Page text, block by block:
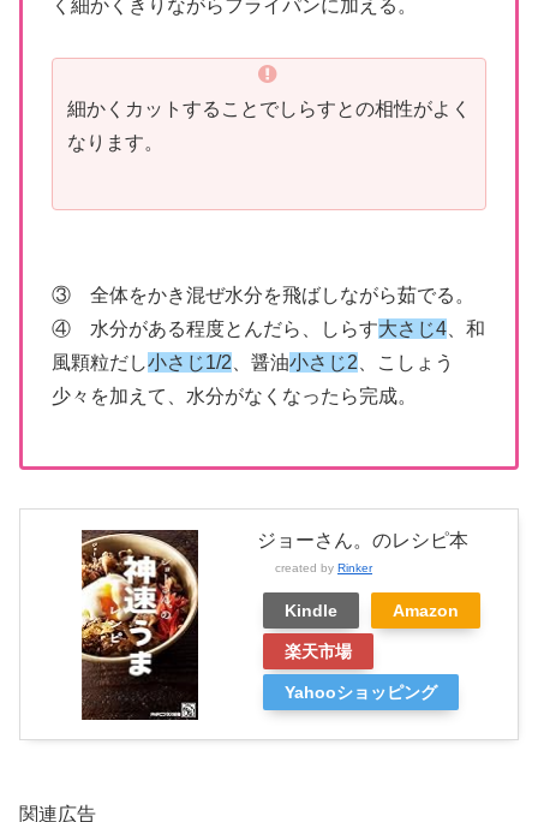
く細かくきりながらフライパンに加える。
細かくカットすることでしらすとの相性がよく
なります。
③ 全体をかき混ぜ水分を飛ばしながら茹でる。
④ 水分がある程度とんだら、しらす大さじ4 、和
風顆粒だし小さじ1/2 、醤油小さじ2 、こしょう
少々を加えて、水分がなくなったら完成。
ジョーさん。のレシピ本
created by Rinker
Kindle Amazon
楽天市場
Yahooショッピング
関連広告